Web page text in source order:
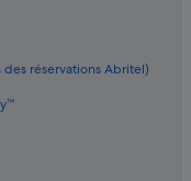
réservations Abritel)